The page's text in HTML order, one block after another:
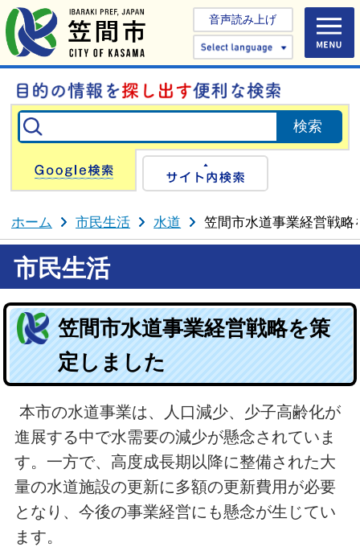
音声読み上げ
Select
Google検索
ホーム 市民生活 水道 笠間市水道事業経営戦略
市民生活
笠間市水道事業経営戦略を策
定しました
本市の水道事業は、人口減少、少子高齢化が
進展する中で水需要の減少が懸念されていま
す。一方で、高度成長期以降に整備された大
量の水道施設の更新に多額の更新費用が必要
となり、今後の事業経営にも懸念が生じてい
ます。